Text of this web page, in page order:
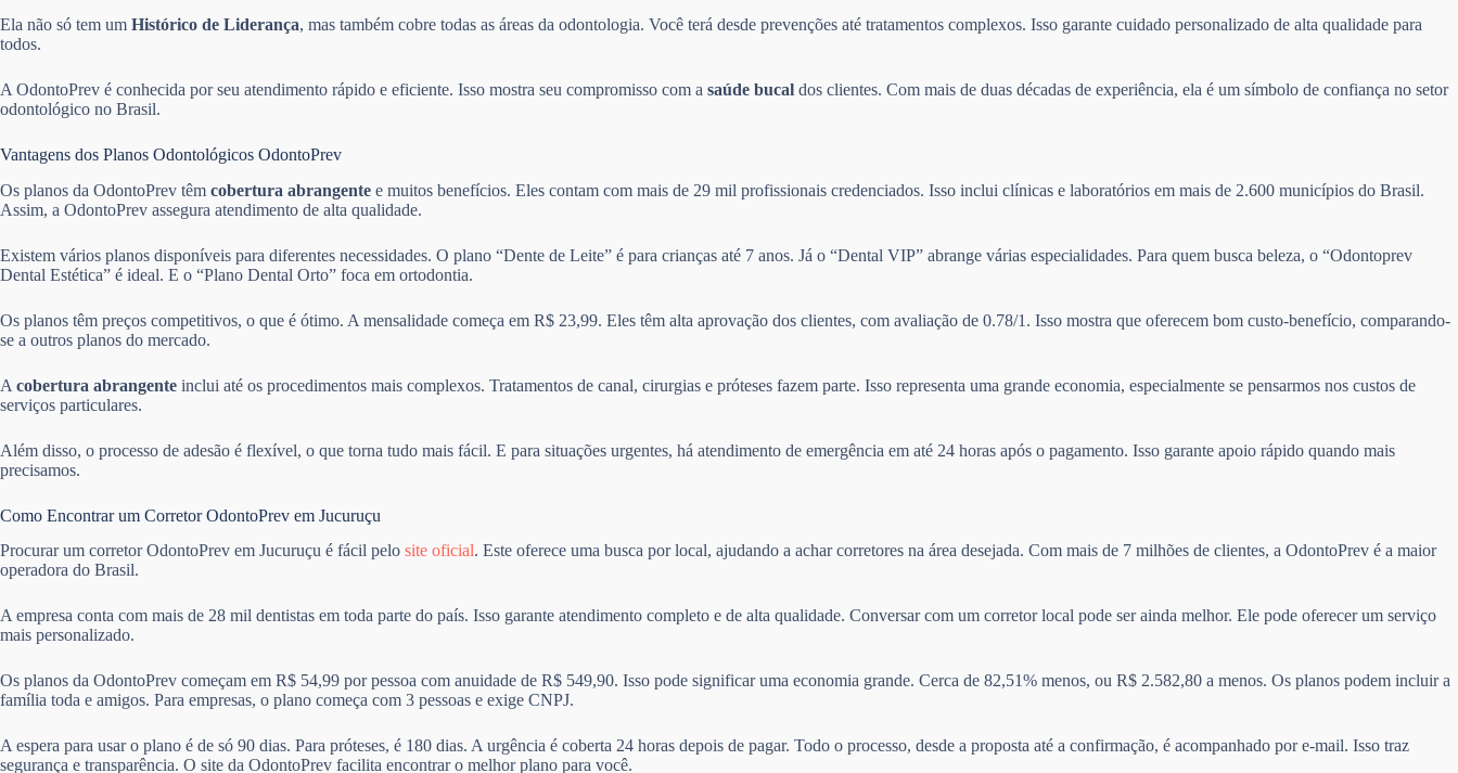
Ela não só tem um Histórico de Liderança, mas também cobre todas as áreas da odontologia. Você terá desde prevenções até tratamentos complexos. Isso garante cuidado personalizado de alta qualidade para
todos.
A OdontoPrev é conhecida por seu atendimento rápido e eficiente. Isso mostra seu compromisso com a saúde bucal dos clientes. Com mais de duas décadas de experiência, ela é um símbolo de confiança no setor
odontológico no Brasil.
Vantagens dos Planos Odontológicos OdontoPrev
Os planos da OdontoPrev têm cobertura abrangente e muitos benefícios. Eles contam com mais de 29 mil profissionais credenciados. Isso inclui clínicas e laboratórios em mais de 2.600 municípios do Brasil.
Assim, a OdontoPrev assegura atendimento de alta qualidade.
Existem vários planos disponíveis para diferentes necessidades. O plano “Dente de Leite” é para crianças até 7 anos. Já o “Dental VIP” abrange várias especialidades. Para quem busca beleza, o “Odontoprev
Dental Estética” é ideal. E o “Plano Dental Orto” foca em ortodontia.
Os planos têm preços competitivos, o que é ótimo. A mensalidade começa em R$ 23,99. Eles têm alta aprovação dos clientes, com avaliação de 0.78/1. Isso mostra que oferecem bom custo-benefício, comparando-
se a outros planos do mercado.
A cobertura abrangente inclui até os procedimentos mais complexos. Tratamentos de canal, cirurgias e próteses fazem parte. Isso representa uma grande economia, especialmente se pensarmos nos custos de
serviços particulares.
Além disso, o processo de adesão é flexível, o que torna tudo mais fácil. E para situações urgentes, há atendimento de emergência em até 24 horas após o pagamento. Isso garante apoio rápido quando mais
precisamos.
Como Encontrar um Corretor OdontoPrev em Jucuruçu
Procurar um corretor OdontoPrev em Jucuruçu é fácil pelo site oficial. Este oferece uma busca por local, ajudando a achar corretores na área desejada. Com mais de 7 milhões de clientes, a OdontoPrev é a maior
operadora do Brasil.
A empresa conta com mais de 28 mil dentistas em toda parte do país. Isso garante atendimento completo e de alta qualidade. Conversar com um corretor local pode ser ainda melhor. Ele pode oferecer um serviço
mais personalizado.
Os planos da OdontoPrev começam em R$ 54,99 por pessoa com anuidade de R$ 549,90. Isso pode significar uma economia grande. Cerca de 82,51% menos, ou R$ 2.582,80 a menos. Os planos podem incluir a
família toda e amigos. Para empresas, o plano começa com 3 pessoas e exige CNPJ.
A espera para usar o plano é de só 90 dias. Para próteses, é 180 dias. A urgência é coberta 24 horas depois de pagar. Todo o processo, desde a proposta até a confirmação, é acompanhado por e-mail. Isso traz
segurança e transparência. O site da OdontoPrev facilita encontrar o melhor plano para você.